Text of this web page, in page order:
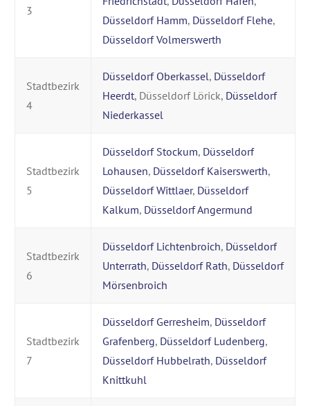
3
Düsseldorf Hamm, Düsseldorf Flehe,
Düsseldorf Volmerswerth
Stadtbezirk
4
Düsseldorf Oberkassel, Düsseldorf
Heerdt, Düsseldorf Lörick, Düsseldorf
Niederkassel
Stadtbezirk
5
Düsseldorf Stockum, Düsseldorf
Lohausen, Düsseldorf Kaiserswerth,
Düsseldorf Wittlaer, Düsseldorf
Kalkum, Düsseldorf Angermund
Stadtbezirk
6
Düsseldorf Lichtenbroich, Düsseldorf
Unterrath, Düsseldorf Rath, Düsseldorf
Mörsenbroich
Stadtbezirk
7
Düsseldorf Gerresheim, Düsseldorf
Grafenberg, Düsseldorf Ludenberg,
Düsseldorf Hubbelrath, Düsseldorf
Knittkuhl